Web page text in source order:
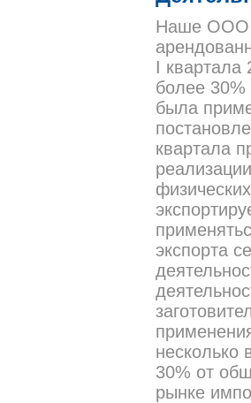
Наше ООО
I квартала
более
была
квартала
экспорта
несколько
30% от
рынке